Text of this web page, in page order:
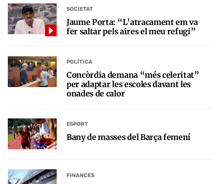
SOCIETAT
Jaume Porta: “L'atracament em va
fer saltar pels aires el meu refugi”
POLÍTICA
Concòrdia demana “més celeritat”
per adaptar les escoles davant les
onades de calor
ESPORT
Bany de masses del Barça femení
FINANCES